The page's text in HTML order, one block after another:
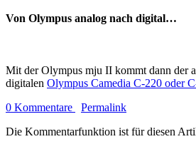
Von Olympus analog nach digital…
Mit der Olympus mju II kommt dann der
digitalen Olympus Camedia C-220 oder
0 Kommentare
Permalink
Die Kommentarfunktion ist für diesen